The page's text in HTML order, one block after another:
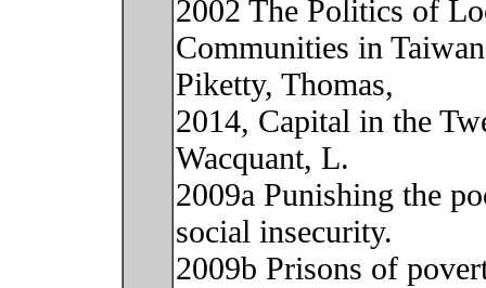
2002 The Politics of
Communities in
Piketty, Thomas,
2014, Capital in the
Wacquant, L.
2009a Punishing the
social insecurity.
2009b Prisons of